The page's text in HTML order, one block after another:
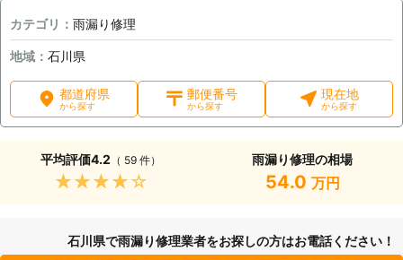
カテゴリ： 雨漏り修理
地域： 石川県
都道府県
から探す
郵便番号
から探す
現在地
から探す
平均評価4.2 （ 59 件）
★★★★★
雨漏り修理の相場
54.0 万円
石川県で雨漏り修理業者をお探しの方はお電話ください！